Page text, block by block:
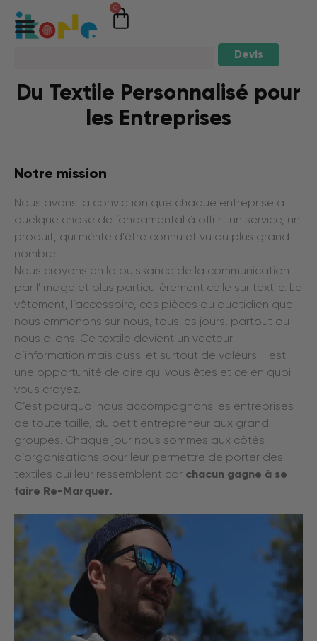
0
Devis
Du Textile Personnalisé pour
les Entreprises
Notre mission
Nous avons la conviction que chaque entreprise a
quelque chose de fondamental à offrir : un service, un
produit, qui mérite d’être connu et vu du plus grand
nombre.
Nous croyons en la puissance de la communication
par l’image et plus particulièrement celle sur textile. Le
vêtement, l’accessoire, ces pièces du quotidien que
nous emmenons sur nous, tous les jours, partout ou
nous allons. Ce textile devient un vecteur
d’information mais aussi et surtout de valeurs. Il est
une opportunité de dire qui vous êtes et ce en quoi
vous croyez.
C’est pourquoi nous accompagnons les entreprises
de toute taille, du petit entrepreneur aux grand
groupes. Chaque jour nous sommes aux côtés
d’organisations pour leur permettre de porter des
textiles qui leur ressemblent car chacun gagne à se
faire Re-Marquer.